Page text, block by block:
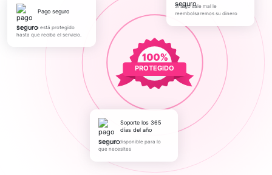
PROTEGIDO
pago seguro
Su dinero está protegido
hasta que reciba el servicio.
Si algo sale mal le
reembolsaremos su dinero
Soporte los 365
días del año
Siempre disponible para lo
que necesites